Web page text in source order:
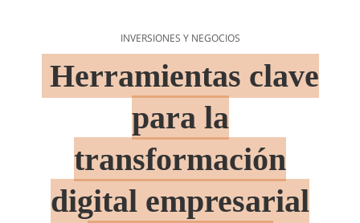
INVERSIONES Y NEGOCIOS
Herramientas clave
para la
transformación
digital empresarial